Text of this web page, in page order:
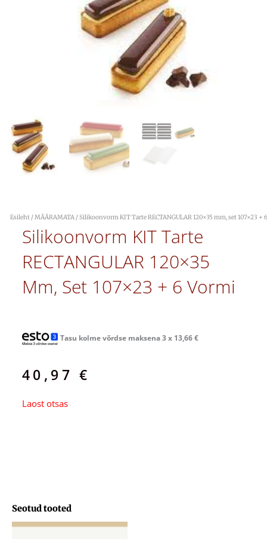
Esileht /MÄÄRAMATA / Silikoonvorm KIT Tarte RECTANGULAR 120×35 mm, set 107×23 +
Silikoonvorm KIT Tarte
RECTANGULAR 120×35
Mm, Set 107×23 + 6 Vormi
Tasu kolme võrdse maksena 3 x 13,66€
40,97€
Laost otsas
Seotud tooted
Hinnavahemik: